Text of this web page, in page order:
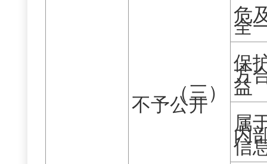
（三）
不予公开
危
全
保
方
益
属
内
信